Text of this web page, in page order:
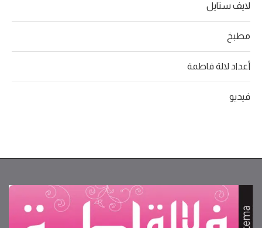
لايف ستايل
مطبخ
أعداد لالة فاطمة
فيديو